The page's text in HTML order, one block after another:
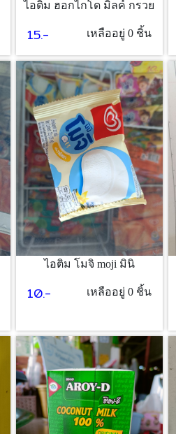
ไอติม ฮอกไกโด มิลค์ กรวย
15.- เหลืออยู่ 0 ชิ้น
ไอติม โมจิ moji มินิ
10.- เหลืออยู่ 0 ชิ้น